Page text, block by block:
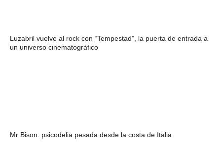
Luzabril vuelve al rock con “Tempestad”, la puerta de entrada a
un universo cinematográfico
Mr Bison: psicodelia pesada desde la costa de Italia